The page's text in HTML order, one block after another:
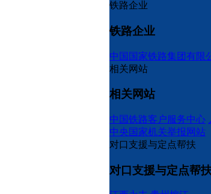
铁路企业
铁路企业
中国国家铁路集团有限
相关网站
相关网站
中国铁路客户服务中心
中央国家机关举报网站
对口支援与定点帮扶
对口支援与定点帮